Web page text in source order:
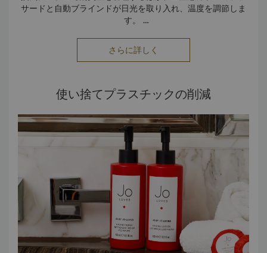
サードと自動ブラインドが日光を取り入れ、温度を調節しま
す。
各部門にはエネルギー使用量を監視する管理責任者がおり、
またハイブリッド車の利用により、二酸化炭素排出量を抑え
水の使用は、センサー作動式の蛇口で制御。リネンとタオル
ルギーを節約しています。こうした思慮深い効率化を通じ
て、より持続可能なご滞在を実現します。
さらに詳しく
使い捨てプラスチックの削減